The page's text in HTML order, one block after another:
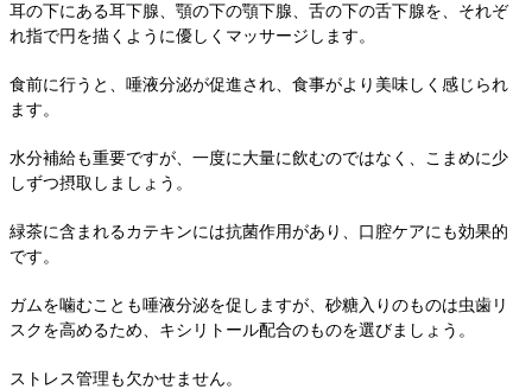
耳の下にある耳下腺、顎の下の顎下腺、舌の下の舌下腺を、それぞ
れ指で円を描くように優しくマッサージします。
食前に行うと、唾液分泌が促進され、食事がより美味しく感じられ
ます。
水分補給も重要ですが、一度に大量に飲むのではなく、こまめに少
しずつ摂取しましょう。
緑茶に含まれるカテキンには抗菌作用があり、口腔ケアにも効果的
です。
ガムを噛むことも唾液分泌を促しますが、砂糖入りのものは虫歯リ
スクを高めるため、キシリトール配合のものを選びましょう。
ストレス管理も欠かせません。